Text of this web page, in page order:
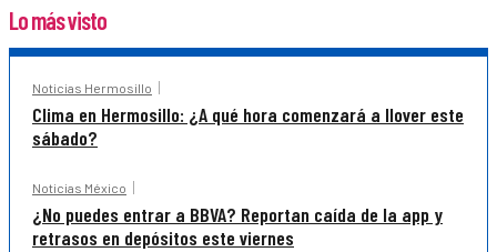
Lo más visto
Noticias Hermosillo
Clima en Hermosillo: ¿A qué hora comenzará a llover este
sábado?
Noticias México
¿No puedes entrar a BBVA? Reportan caída de la app y
retrasos en depósitos este viernes